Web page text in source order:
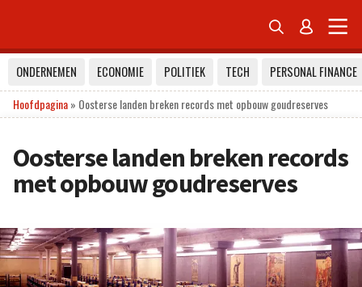
 
ONDERNEMEN ECONOMIE POLITIEK TECH
PERSONAL FINANCE
Hoofdpagina» Oosterse landen breken records met opbouw goudreserves
Oosterse landen breken records
met opbouw goudreserves